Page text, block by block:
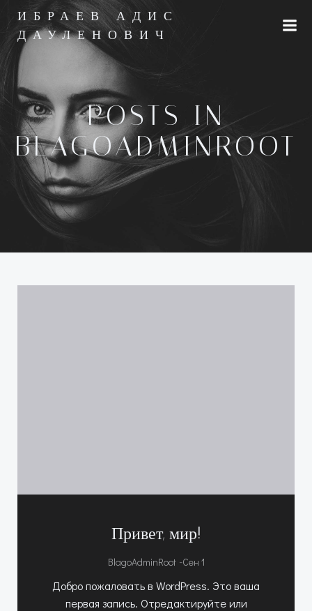
к
содержимому
ИБРАЕВ АДИС
ДАУЛЕНОВИЧ
POSTS IN
BLAGOADMINROOT
Привет, мир!
BlagoAdminRoot -Сен 1
Добро пожаловать в WordPress. Это ваша
первая запись. Отредактируйте или